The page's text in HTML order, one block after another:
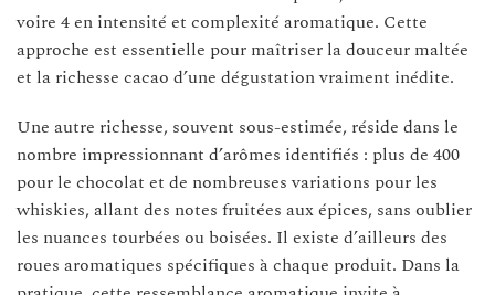
voire 4 en intensité et complexité aromatique. Cette
approche est essentielle pour maîtriser la douceur maltée
et la richesse cacao d’une dégustation vraiment inédite.
Une autre richesse, souvent sous-estimée, réside dans le
nombre impressionnant d’arômes identifiés : plus de 400
pour le chocolat et de nombreuses variations pour les
whiskies, allant des notes fruitées aux épices, sans oublier
les nuances tourbées ou boisées. Il existe d’ailleurs des
roues aromatiques spécifiques à chaque produit. Dans la